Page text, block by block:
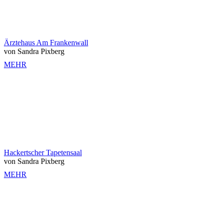
Ärztehaus Am Frankenwall
von Sandra Pixberg
MEHR
Hackertscher Tapetensaal
von Sandra Pixberg
MEHR